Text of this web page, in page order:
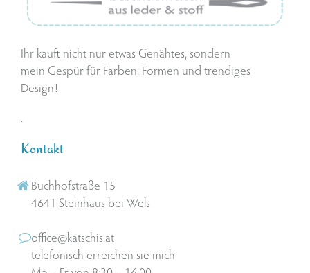
Ihr kauft nicht nur etwas Genähtes, sondern
mein Gespür für Farben, Formen und trendiges
Design!
.
Kontakt
Buchhofstraße 15
4641 Steinhaus bei Wels
office@katschis.at
telefonisch erreichen sie mich